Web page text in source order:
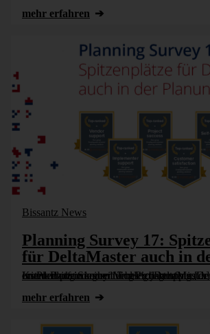
mehr erfahren
Bissantz News
Planning Survey 17:
für DeltaMaster auch in
Im Planning Survey 17 belegt DeltaMaster fünf Mal den ersten Platz in seiner Vergleichsgruppe „Development-oriented planning solutions“, darunter in den Kategorien Kundenzufriedenheit und Projekterfolg [...]
mehr erfahren